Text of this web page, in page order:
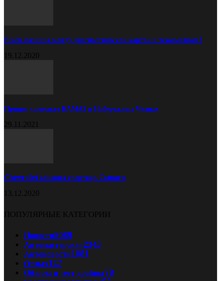
В чём разница между диагностической картой и техосмотром?
19.12.2020
Прицеп самосвал КАМАЗ в Набережных Челнах
29.11.2021
Chevrolet обновил спорткар Camaro
13.12.2020
ПОПУЛЯРНЫЕ КАТЕГОРИИ
Новости5069
Автомастерская2343
Автоновости1081
Отдых127
Обзоры и тест драйвы78